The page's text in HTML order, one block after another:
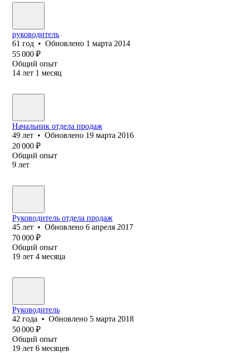
руководитель
61 год • Обновлено 1 марта 2014
55 000 ₽
Общий опыт
14 лет 1 месяц
Начальник отдела продаж
49 лет • Обновлено 19 марта 2016
20 000 ₽
Общий опыт
9 лет
Руководитель отдела продаж
45 лет • Обновлено 6 апреля 2017
70 000 ₽
Общий опыт
19 лет 4 месяца
Руководитель
42 года • Обновлено 5 марта 2018
50 000 ₽
Общий опыт
19 лет 6 месяцев